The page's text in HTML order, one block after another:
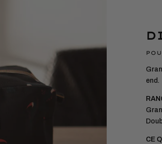
end.
CE